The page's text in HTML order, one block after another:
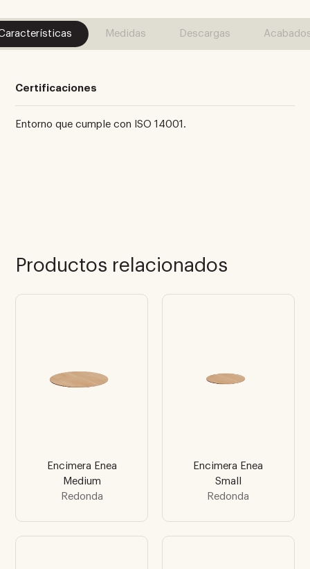
Medidas Descargas
Certificaciones
Entorno que cumple con ISO 14001.
Productos relacionados
Encimera Enea
Medium
Redonda
Encimera Enea
Small
Redonda